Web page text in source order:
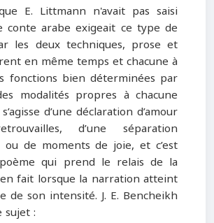
E. Littmann n'avait pas saisi
conte arabe exigeait ce type de
les deux techniques, prose et
en même temps et chacune à
fonctions bien déterminées par
modalités propres à chacune
d’une déclaration d’amour
d’une séparation
ou de moments de joie, et c’est
qui prend le relais de la
en fait lorsque la narration atteint
de son intensité. J. E. Bencheikh
sujet :